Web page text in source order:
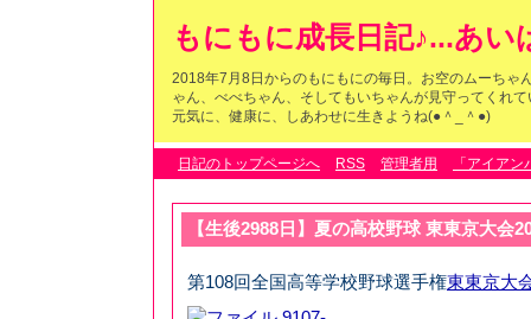
もにもに成長日記♪...あい
2018年7月8日からのもにもにの毎日。お空のムーちゃ
ゃん、べべちゃん、そしてもいちゃんが見守ってくれ
元気に、健康に、しあわせに生きようね(●＾_＾●)
日記のトップページへ RSS 管理者用 「アイア
【生後2988日】夏の高校野球 東東京大会
第108回全国高等学校野球選手権東東京大